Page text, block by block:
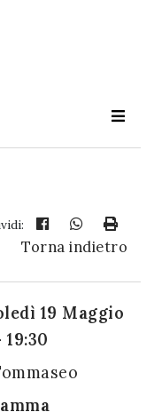
Torna indietro
19 Maggio
19:30